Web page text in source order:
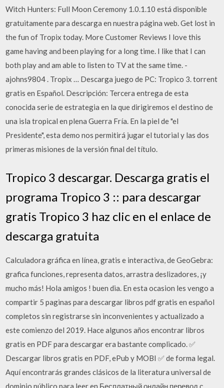
Witch Hunters: Full Moon Ceremony 1.0.1.10 está disponible
gratuitamente para descarga en nuestra página web. Get lost in
the fun of Tropix today. More Customer Reviews I love this
game having and been playing for a long time. I like that I can
both play and am able to listen to TV at the same time. -
ajohns9804 . Tropix … Descarga juego de PC: Tropico 3. torrent
gratis en Español. Descripción: Tercera entrega de esta
conocida serie de estrategia en la que dirigiremos el destino de
una isla tropical en plena Guerra Fría. En la piel de "el
Presidente", esta demo nos permitirá jugar el tutorial y las dos
primeras misiones de la versión final del título.
Tropico 3 descargar. Descarga gratis el
programa Tropico 3 :: para descargar
gratis Tropico 3 haz clic en el enlace de
descarga gratuita
Calculadora gráfica en línea, gratis e interactiva, de GeoGebra:
grafica funciones, representa datos, arrastra deslizadores, ¡y
mucho más! Hola amigos ! buen dia. En esta ocasion les vengo a
compartir 5 paginas para descargar libros pdf gratis en español
completos sin registrarse sin inconvenientes y actualizado a
este comienzo del 2019. Hace algunos años encontrar libros
gratis en PDF para descargar era bastante complicado. ✅
Descargar libros gratis en PDF, ePub y MOBI ✅ de forma legal.
Aquí encontrarás grandes clásicos de la literatura universal de
dominio público para leer en Бесплатный онлайн перевод с